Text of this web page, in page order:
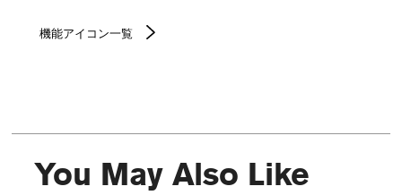
機能アイコン一覧
You May Also Like